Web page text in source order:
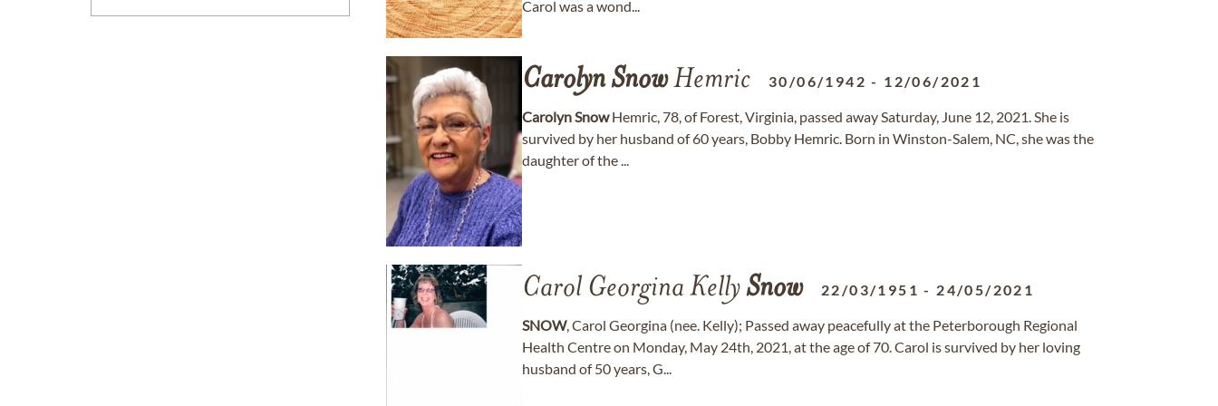
Carol was a wond...
CarolynSnowHemric 30/06/1942 - 12/06/2021
CarolynSnowHemric, 78, of Forest, Virginia, passed away Saturday, June 12, 2021. She is
survived by her husband of 60 years, Bobby Hemric. Born in Winston-Salem, NC, she was the
daughter of the ...
Carol Georgina KellySnow 22/03/1951 - 24/05/2021
SNOW, Carol Georgina (nee. Kelly); Passed away peacefully at the Peterborough Regional
Health Centre on Monday, May 24th, 2021, at the age of 70. Carol is survived by her loving
husband of 50 years, G...